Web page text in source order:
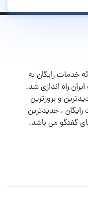
۱۳۸۶ با هدف ارائه خدمات رایگان به
راه اندازی شد.
و بروزترین
، جدیدترین
گفتگو می باشد.